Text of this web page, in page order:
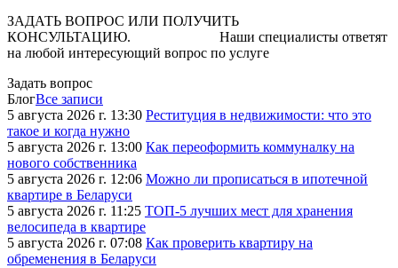
ЗАДАТЬ ВОПРОС ИЛИ ПОЛУЧИТЬ
КОНСУЛЬТАЦИЮ. Наши специалисты ответят
на любой интересующий вопрос по услуге
Задать вопрос
БлогВсе записи
5 августа 2026 г. 13:30 Реституция в недвижимости: что это
такое и когда нужно
5 августа 2026 г. 13:00 Как переоформить коммуналку на
нового собственника
5 августа 2026 г. 12:06 Можно ли прописаться в ипотечной
квартире в Беларуси
5 августа 2026 г. 11:25 ТОП-5 лучших мест для хранения
велосипеда в квартире
5 августа 2026 г. 07:08 Как проверить квартиру на
обременения в Беларуси